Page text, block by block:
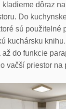
kladieme dôraz
Do
sú použitelné
kuchársku
do funkcie
vačší priestor na